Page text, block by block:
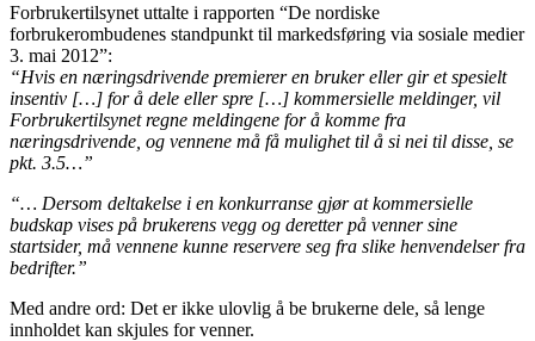
Forbrukertilsynet uttalte i rapporten “De nordiske
forbrukerombudenes standpunkt til markedsføring via sosiale medier
3. mai 2012”:
“Hvis en næringsdrivende premierer en bruker eller gir et spesielt
insentiv […] for å dele eller spre […] kommersielle meldinger, vil
Forbrukertilsynet regne meldingene for å komme fra
næringsdrivende, og vennene må få mulighet til å si nei til disse, se
pkt. 3.5…”
“… Dersom deltakelse i en konkurranse gjør at kommersielle
budskap vises på brukerens vegg og deretter på venner sine
startsider, må vennene kunne reservere seg fra slike henvendelser fra
bedrifter.”
Med andre ord: Det er ikke ulovlig å be brukerne dele, så lenge
innholdet kan skjules for venner.